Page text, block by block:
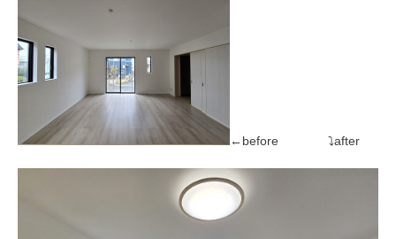
←before ⤵after